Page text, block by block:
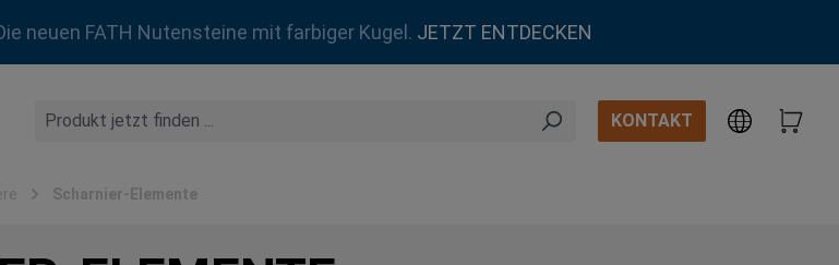
neuen FATH Nutensteine mit farbiger Kugel. JETZT ENTDECKEN
KONTAKT
Scharnier-Elemente